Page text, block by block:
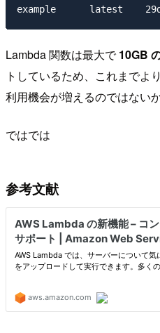
Lambda 関数は最大で10GB
トしているため、これまでよ
利用機会が増えるのではない
ではでは
参考文献